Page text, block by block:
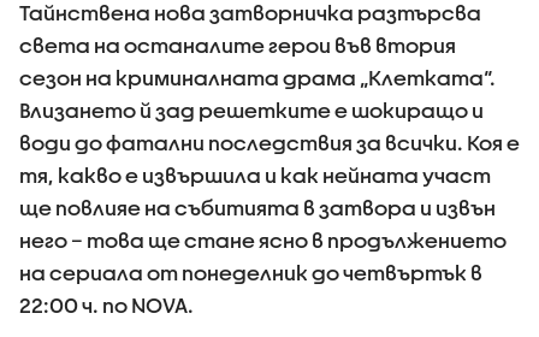
Тайнствена нова затворничка разтърсва
света на останалите герои във втория
сезон на криминалната драма „Клетката“.
Влизането й зад решетките е шокиращо и
води до фатални последствия за всички. Коя е
тя, какво е извършила и как нейната участ
ще повлияе на събитията в затвора и извън
него – това ще стане ясно в продължението
на сериала от понеделник до четвъртък в
22:00 ч. по NOVA.